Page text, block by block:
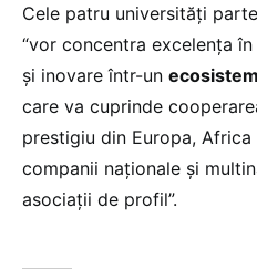
Cele patru universități
“vor concentra excelența
și inovare într-un
care va cuprinde
prestigiu din Europa,
companii naționale și
asociații de profil”.